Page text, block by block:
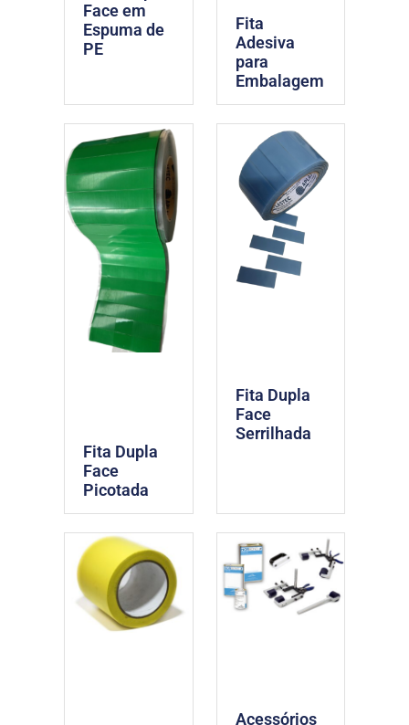
Face em
Espuma de
PE
Fita
Adesiva
para
Embalagem
Fita Dupla
Face
Picotada
Fita Dupla
Face
Serrilhada
Acessórios